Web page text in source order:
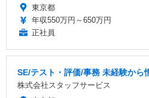
東京都
年収550万円～650万円
正社員
SE/テスト・評価/事務 未経験から
株式会社スタッフサービス